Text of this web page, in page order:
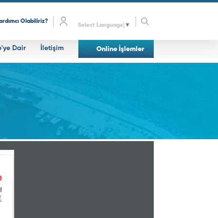
Olabiliriz?
Select Language ▼
Dair İletişim Online İşlemler